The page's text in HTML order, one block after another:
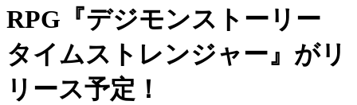
RPG『デジモンストーリー
タイムストレンジャー』がリ
リース予定！